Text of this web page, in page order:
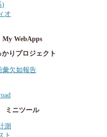
)
オ
My WebApps
かりプロジェクト
彙欠如報告
ミニツール
測
ト